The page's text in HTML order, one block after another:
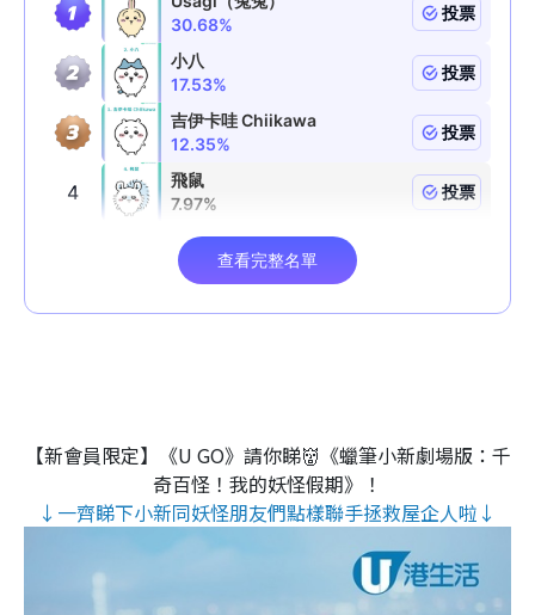
【新會員限定】《U GO》請你睇👹《蠟筆小新劇場版：千
奇百怪！我的妖怪假期》！
↓一齊睇下小新同妖怪朋友們點樣聯手拯救屋企人啦↓